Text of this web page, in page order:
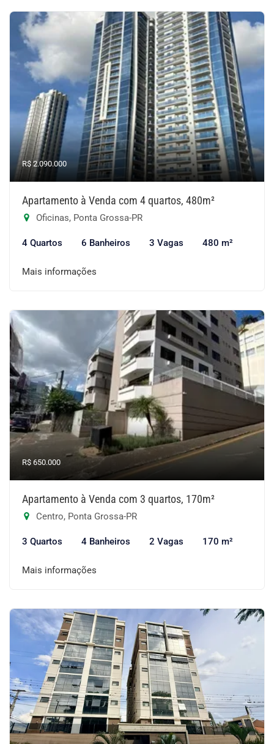
R$ 2.090.000
Apartamento à Venda com 4 quartos, 480m²
Oficinas, Ponta Grossa-PR
4 Quartos 6 Banheiros 3 Vagas 480 m²
Mais informações
R$ 650.000
Apartamento à Venda com 3 quartos, 170m²
Centro, Ponta Grossa-PR
3 Quartos 4 Banheiros 2 Vagas 170 m²
Mais informações